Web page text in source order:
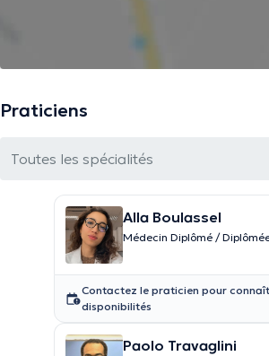
Praticiens
Toutes les spécialités
Alla Boulassel
Médecin Diplômé /
Contactez le praticien pour
disponibilités
Paolo Travaglini